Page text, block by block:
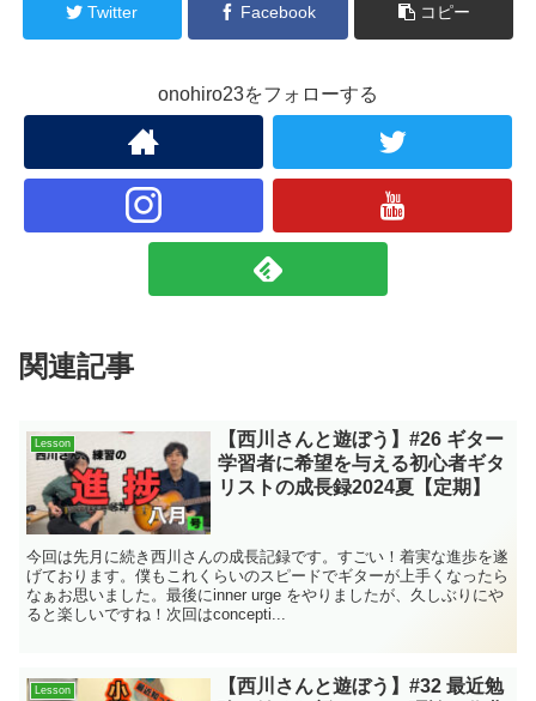
Twitter Facebook コピー
onohiro23をフォローする
関連記事
Lesson
【西川さんと遊ぼう】#26 ギター
学習者に希望を与える初心者ギタ
リストの成長録2024夏【定期】
今回は先月に続き西川さんの成長記録です。すごい！着実な進歩を遂
げております。僕もこれくらいのスピードでギターが上手くなったら
なぁお思いました。最後にinner urge をやりましたが、久しぶりにや
ると楽しいですね！次回はconcepti...
Lesson
【西川さんと遊ぼう】#32 最近勉